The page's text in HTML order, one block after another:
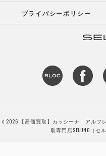
プライバシーポリシー
c 2026 【高価買取】カッシーナ アルフ
取専門店SELUNO（セル